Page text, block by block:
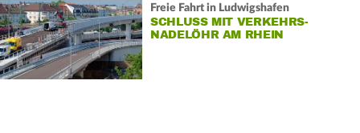
Freie Fahrt in Ludwigshafen
SCHLUSS MIT VERKEHRS-
NADELÖHR AM RHEIN